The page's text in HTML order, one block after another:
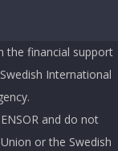
the financial support
International
and do not
or the Swedish